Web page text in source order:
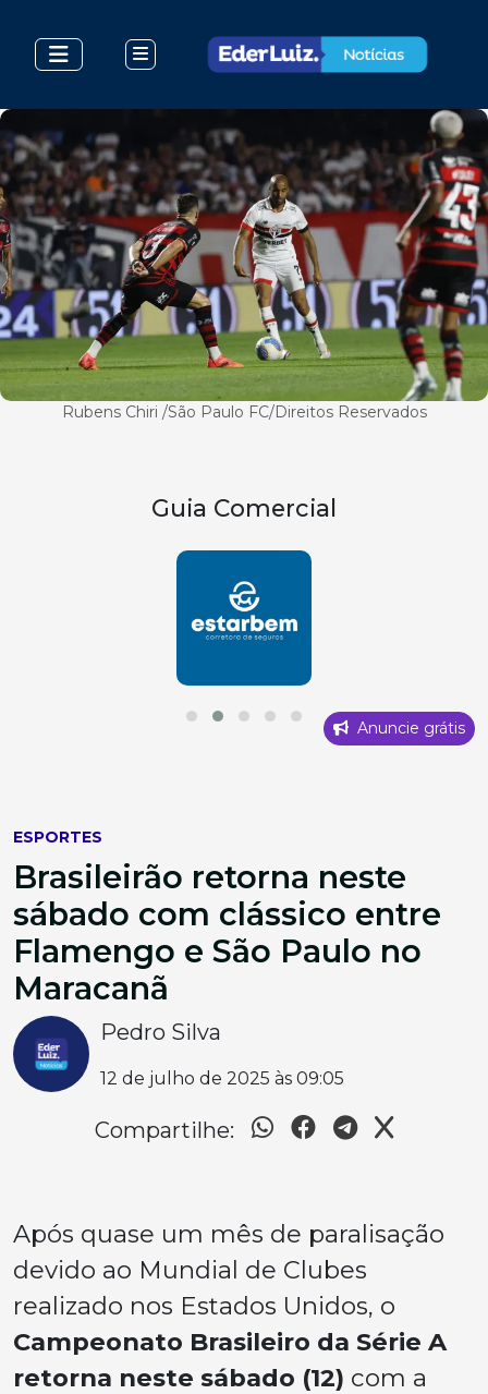
Rubens Chiri /São Paulo FC/Direitos Reservados
Guia Comercial
Anuncie grátis
ESPORTES
Brasileirão retorna neste
sábado com clássico entre
Flamengo e São Paulo no
Maracanã
Pedro Silva
12 de julho de 2025 às 09:05
Compartilhe:
Após quase um mês de paralisação
devido ao Mundial de Clubes
realizado nos Estados Unidos, o
Campeonato Brasileiro da Série A
retorna neste sábado (12) com a